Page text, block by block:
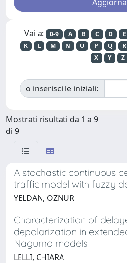
Vai a: 0-9 A B C D E
K
L M N O P Q R
X
Y Z
o inserisci le iniziali:
Mostrati risultati da 1 a 9
di 9
A stochastic continuous
traffic model with fuzzy
YELDAN, OZNUR
Characterization of
depolarization in
Nagumo models
LELLI, CHIARA